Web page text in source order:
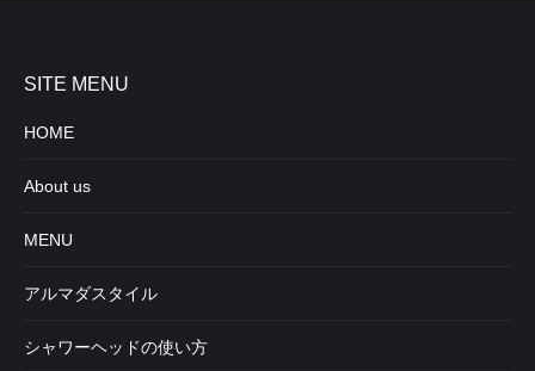
SITE MENU
HOME
About us
MENU
アルマダスタイル
シャワーヘッドの使い方